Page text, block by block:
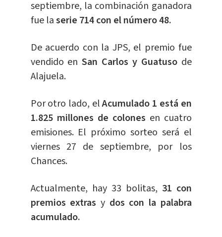
septiembre, la combinación ganadora
fue laserie 714 con el número 48.
De acuerdo con la JPS, el premio fue
vendido enSan Carlos y Guatusode
Alajuela.
Por otro lado, elAcumulado 1 está en
1.825 millones de colones en cuatro
emisiones. El próximo sorteo será el
viernes 27 de septiembre, por los
Chances.
Actualmente, hay 33 bolitas, 31 con
premios extras y dos con la palabra
acumulado.